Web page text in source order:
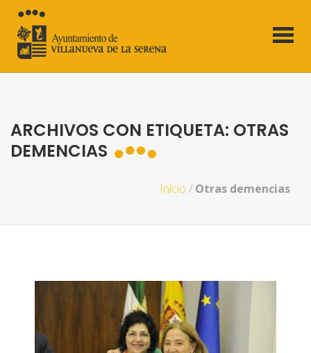
ARCHIVOS CON ETIQUETA: OTRAS
DEMENCIAS
Inicio / Otras demencias